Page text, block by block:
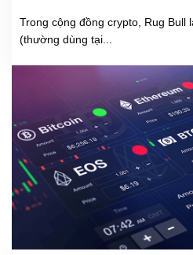
Trong cộng đồng crypto, Rug Bull
(thường dùng tại...